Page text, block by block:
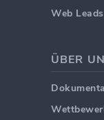
Web Leads
ÜBER